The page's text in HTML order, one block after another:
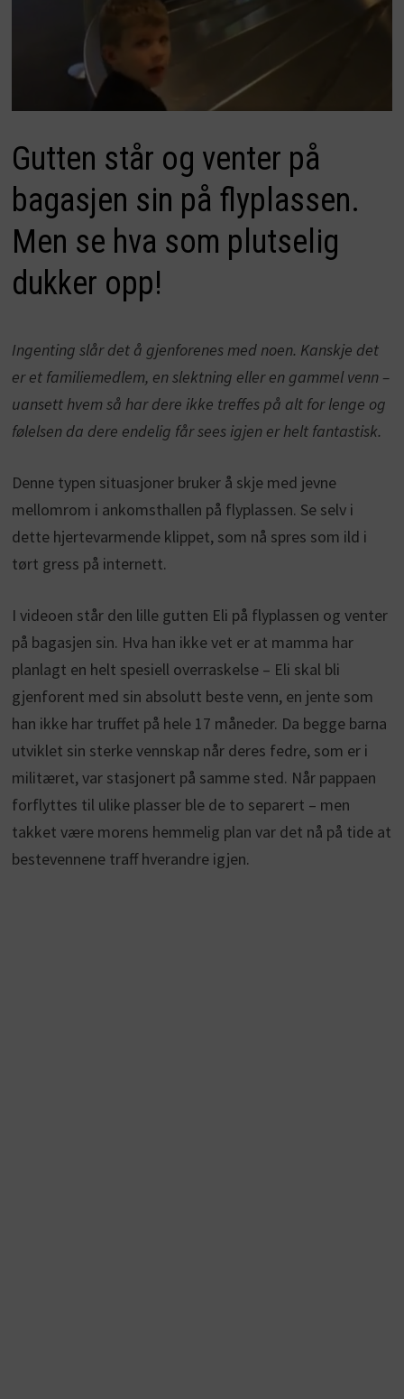
Gutten står og venter på
bagasjen sin på flyplassen.
Men se hva som plutselig
dukker opp!
Ingenting slår det å gjenforenes med noen. Kanskje det
er et familiemedlem, en slektning eller en gammel venn –
uansett hvem så har dere ikke treffes på alt for lenge og
følelsen da dere endelig får sees igjen er helt fantastisk.
Denne typen situasjoner bruker å skje med jevne
mellomrom i ankomsthallen på flyplassen. Se selv i
dette hjertevarmende klippet, som nå spres som ild i
tørt gress på internett.
I videoen står den lille gutten Eli på flyplassen og venter
på bagasjen sin. Hva han ikke vet er at mamma har
planlagt en helt spesiell overraskelse – Eli skal bli
gjenforent med sin absolutt beste venn, en jente som
han ikke har truffet på hele 17 måneder. Da begge barna
utviklet sin sterke vennskap når deres fedre, som er i
militæret, var stasjonert på samme sted. Når pappaen
forflyttes til ulike plasser ble de to separert – men
takket være morens hemmelig plan var det nå på tide at
bestevennene traff hverandre igjen.